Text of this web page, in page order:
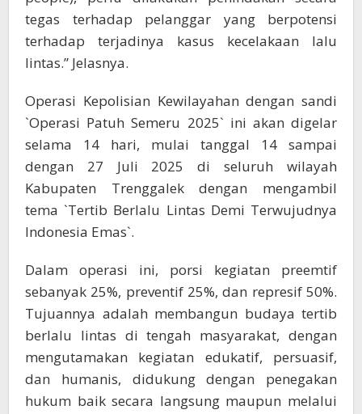
tegas terhadap pelanggar yang berpotensi
terhadap terjadinya kasus kecelakaan lalu
lintas.” Jelasnya.
Operasi Kepolisian Kewilayahan dengan sandi
`Operasi Patuh Semeru 2025` ini akan digelar
selama 14 hari, mulai tanggal 14 sampai
dengan 27 Juli 2025 di seluruh wilayah
Kabupaten Trenggalek dengan mengambil
tema `Tertib Berlalu Lintas Demi Terwujudnya
Indonesia Emas`.
Dalam operasi ini, porsi kegiatan preemtif
sebanyak 25%, preventif 25%, dan represif 50%.
Tujuannya adalah membangun budaya tertib
berlalu lintas di tengah masyarakat, dengan
mengutamakan kegiatan edukatif, persuasif,
dan humanis, didukung dengan penegakan
hukum baik secara langsung maupun melalui